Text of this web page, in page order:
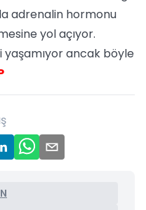
adrenalin hormonu
yol açıyor.
ancak böyle